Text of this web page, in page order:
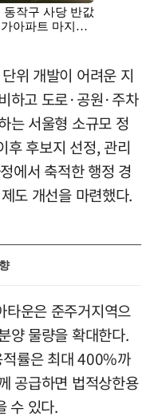
위 개발이 어려운 지
하고 도로·공원·주차
는 서울형 소규모 정
후 후보지 선정, 관리
에서 축적한 행정 경
도 개선을 마련했다.
타운은 준주거지역으
양 물량을 확대한다.
적률은 최대 400%까
공급하면 법적상한용
수 있다.